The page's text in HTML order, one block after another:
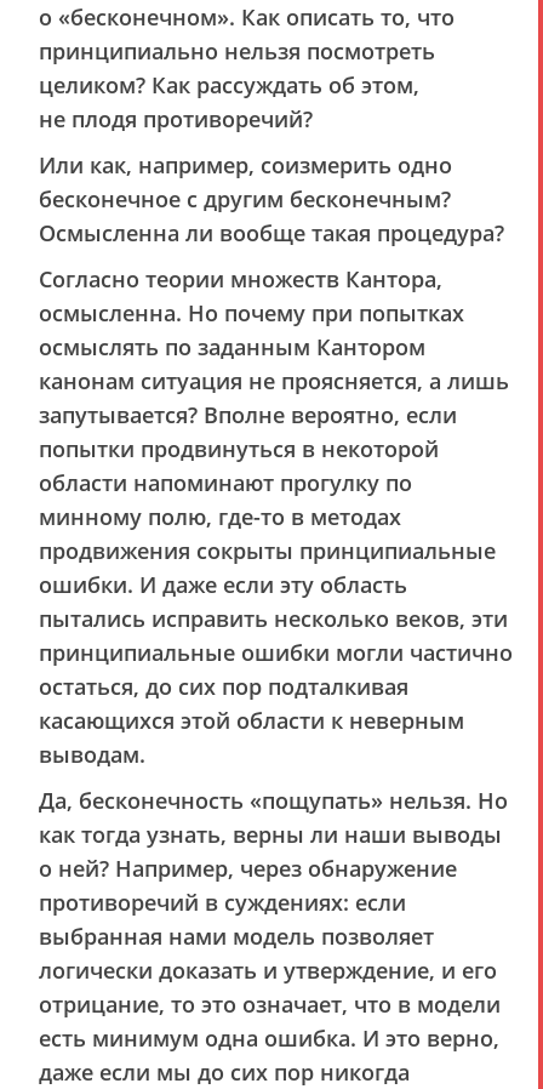
о «бесконечном». Как описать то, что
принципиально нельзя посмотреть
целиком? Как рассуждать об этом,
не плодя противоречий?
Или как, например, соизмерить одно
бесконечное с другим бесконечным?
Осмысленна ли вообще такая процедура?
Согласно теории множеств Кантора,
осмысленна. Но почему при попытках
осмыслять по заданным Кантором
канонам ситуация не проясняется, а лишь
запутывается? Вполне вероятно, если
попытки продвинуться в некоторой
области напоминают прогулку по
минному полю, где-то в методах
продвижения сокрыты принципиальные
ошибки. И даже если эту область
пытались исправить несколько веков, эти
принципиальные ошибки могли частично
остаться, до сих пор подталкивая
касающихся этой области к неверным
выводам.
Да, бесконечность «пощупать» нельзя. Но
как тогда узнать, верны ли наши выводы
о ней? Например, через обнаружение
противоречий в суждениях: если
выбранная нами модель позволяет
логически доказать и утверждение, и его
отрицание, то это означает, что в модели
есть минимум одна ошибка. И это верно,
даже если мы до сих пор никогда